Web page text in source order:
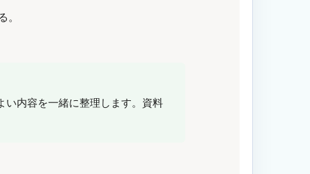
。
い内容を一緒に整理します。資料